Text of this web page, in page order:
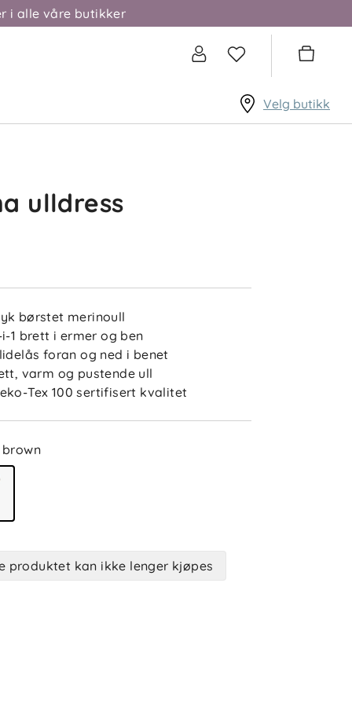
i alle våre butikker
Velg butikk
ulldress
børstet merinoull
i-1 brett i ermer og ben
foran og ned i benet
varm og pustende ull
Tex 100 sertifisert kvalitet
brown
produktet kan ikke lenger kjøpes